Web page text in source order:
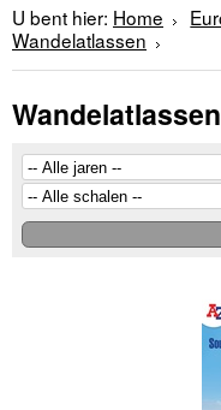
U bent hier: Home
Wandelatlassen